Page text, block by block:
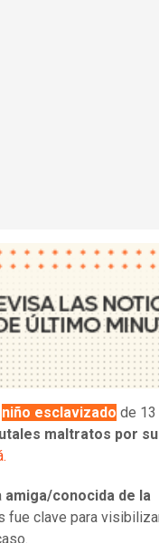
niño esclavizado de 13
maltratos por su
amiga/conocida de la
fue clave para